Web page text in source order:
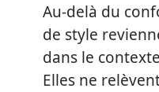
Au-delà du
de style
dans le
Elles ne